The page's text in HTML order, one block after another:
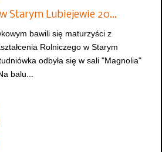
Starym Lubiejewie 20…
bawili się maturzyści z
Rolniczego w Starym
odbyła się w sali "Magnolia"
balu...